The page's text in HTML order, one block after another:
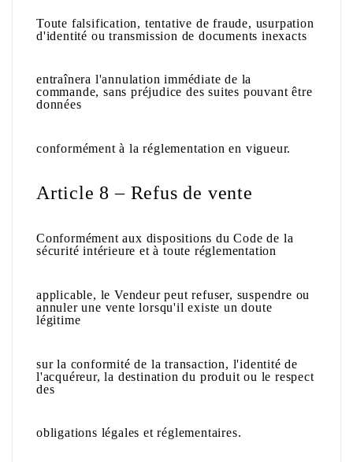
Toute falsification, tentative de fraude, usurpation
d'identité ou transmission de documents inexacts
entraînera l'annulation immédiate de la
commande, sans préjudice des suites pouvant être
données
conformément à la réglementation en vigueur.
Article 8 – Refus de vente
Conformément aux dispositions duCode de la
sécurité intérieureet à toute réglementation
applicable, le Vendeur peut refuser, suspendre ou
annuler une vente lorsqu'il existe un doute
légitime
sur la conformité de la transaction, l'identité de
l'acquéreur, la destination du produit ou le respect
des
obligations légales et réglementaires.